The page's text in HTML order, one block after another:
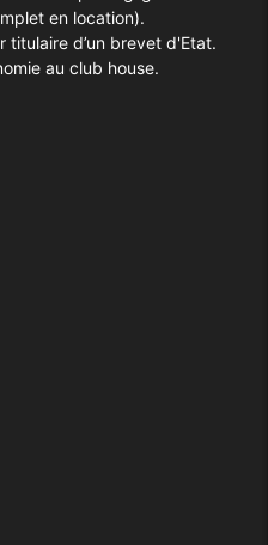
en location).
titulaire d’un brevet d'Etat.
au club house.